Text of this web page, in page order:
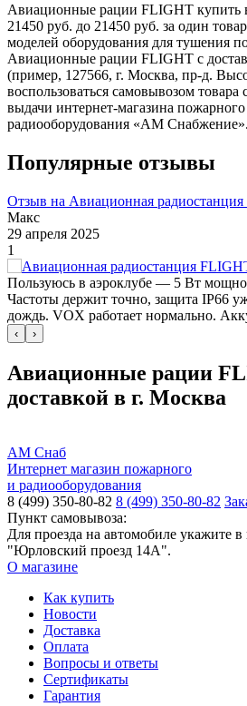
Авиационные рации FLIGHT купить
21450 руб. до 21450 руб. за один
моделей оборудования для тушения
Авиационные рации FLIGHT с
(пример, 127566, г. Москва, пр-д.
воспользоваться самовывозом товара
выдачи интернет-магазина
радиооборудования «АМ Снабжение».
Популярные отзывы
Отзыв на Авиационная
Макс
29 апреля 2025
1
Пользуюсь в аэроклубе — 5 Вт
Частоты держит точно, защита IP66
дождь. VOX работает нормально.
‹ ›
Авиационные рации
доставкой в г. Москва
АМ Снаб
Интернет магазин пожарного
и радиооборудования
8 (499) 350-80-82 8 (499) 350-80-82
Пункт самовывоза:
Для проезда на автомобиле укажите в
"Юрловский проезд 14А".
О магазине
Как купить
Новости
Доставка
Оплата
Вопросы и ответы
Сертификаты
Гарантия